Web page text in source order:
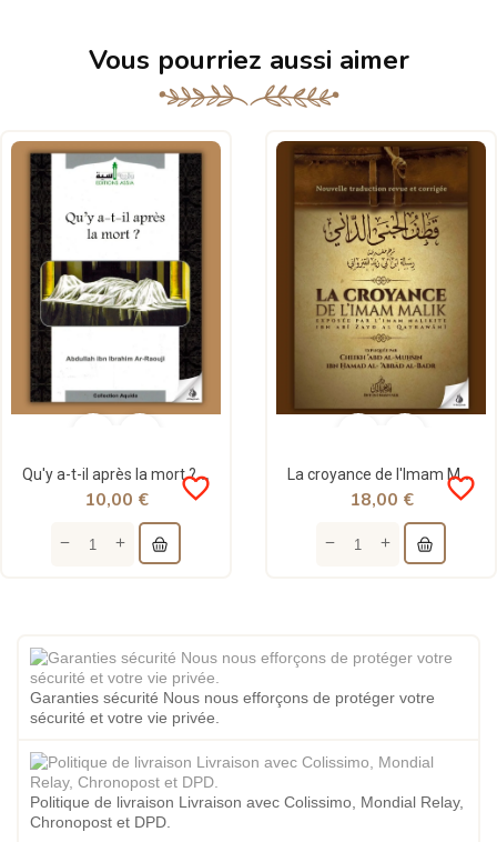
Vous pourriez aussi aimer
Qu'y a-t-il après la mort ? - Abdullah ibn Ibrahim Ar-Raouji - Assia
favorite_border
10,00 €
La croyance de l'Imam Mâlik exposée par Ibn Abî Zayd Al Qayrawânî - Imam Malik
favorite_border
18,00 €
Garanties sécurité Nous nous efforçons de protéger votre
sécurité et votre vie privée.
Politique de livraison Livraison avec Colissimo, Mondial Relay,
Chronopost et DPD.